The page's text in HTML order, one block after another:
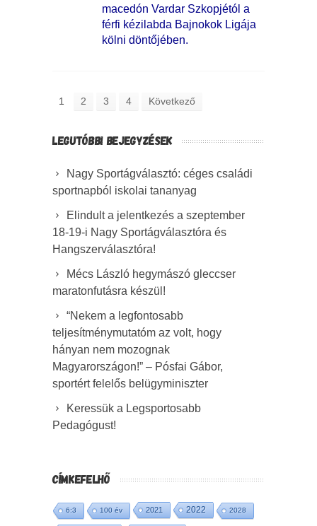
macedón Vardar Szkopjétól a
férfi kézilabda Bajnokok Ligája
kölni döntőjében.
1 2 3 4 Következő
LEGUTÓBBI BEJEGYZÉSEK
Nagy Sportágválasztó: céges családi
sportnapból iskolai tananyag
Elindult a jelentkezés a szeptember
18-19-i Nagy Sportágválasztóra és
Hangszerválasztóra!
Mécs László hegymászó gleccser
maratonfutásra készül!
“Nekem a legfontosabb
teljesítménymutatóm az volt, hogy
hányan nem mozognak
Magyarországon!” – Pósfai Gábor,
sportért felelős belügyminiszter
Keressük a Legsportosabb
Pedagógust!
CÍMKEFELHŐ
6:3 100 év 2021 2022 2028